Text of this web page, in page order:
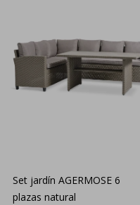
Set jardín AGERMOSE 6
plazas natural